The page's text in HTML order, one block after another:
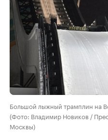
Большой лыжный трамплин на
(Фото: Владимир Новиков /
Москвы)